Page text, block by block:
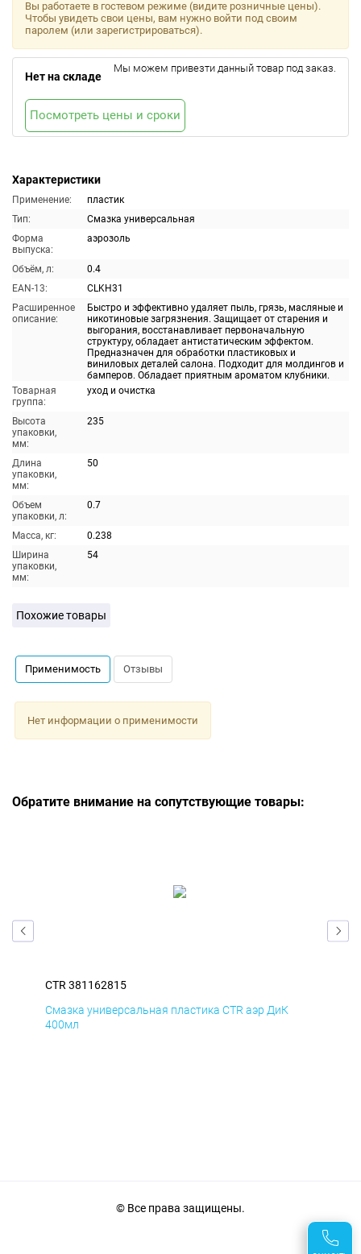
Характеристики
Применение:
пластик
Тип:
Смазка универсальная
Форма
выпуска:
аэрозоль
Объём, л:
0.4
EAN-13:
CLKH31
Расширенное
описание:
Быстро и эффективно удаляет пыль, грязь, масляные и
никотиновые загрязнения. Защищает от старения и
выгорания, восстанавливает первоначальную
структуру, обладает антистатическим эффектом.
Предназначен для обработки пластиковых и
виниловых деталей салона. Подходит для молдингов и
бамперов. Обладает приятным ароматом клубники.
Товарная
группа:
уход и очистка
Высота
упаковки,
мм:
235
Длина
упаковки,
мм:
50
Объем
упаковки, л:
0.7
Масса, кг:
0.238
Ширина
упаковки,
мм:
54
Вы работаете в гостевом режиме (видите розничные цены).
Чтобы увидеть свои цены, вам нужно войти под своим
паролем (или зарегистрироваться).
Нет на складе
Мы можем привезти данный товар под заказ.
Посмотреть цены и сроки
Похожие товары
Применимость Отзывы
Нет информации о применимости
Обратите внимание на сопутствующие товары:
CTR 381162815
Смазка универсальная пластика CTR аэр ДиК
400мл
© Все права защищены.